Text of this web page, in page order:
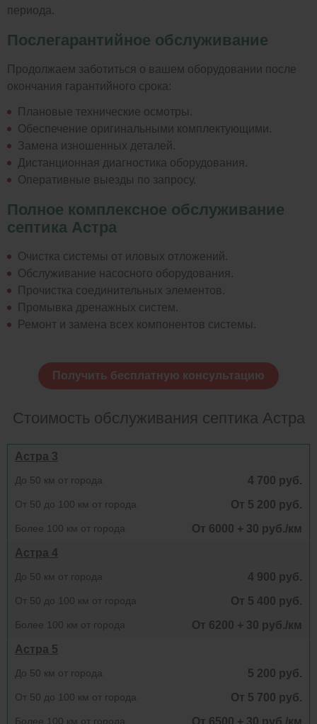
периода.
Послегарантийное обслуживание
Продолжаем заботиться о вашем оборудовании после
окончания гарантийного срока:
Плановые технические осмотры.
Обеспечение оригинальными комплектующими.
Замена изношенных деталей.
Дистанционная диагностика оборудования.
Оперативные выезды по запросу.
Полное комплексное обслуживание
септика Астра
Очистка системы от иловых отложений.
Обслуживание насосного оборудования.
Прочистка соединительных элементов.
Промывка дренажных систем.
Ремонт и замена всех компонентов системы.
Получить бесплатную консультацию
Стоимость обслуживания септика Астра
Астра 3
До 50 км от города 4 700 руб.
От 50 до 100 км от города От 5 200 руб.
Более 100 км от города
От 6000 + 30 руб./км
Астра 4
До 50 км от города 4 900 руб.
От 50 до 100 км от города От 5 400 руб.
Более 100 км от города
От 6200 + 30 руб./км
Астра 5
До 50 км от города 5 200 руб.
От 50 до 100 км от города От 5 700 руб.
Более 100 км от города
От 6500 + 30 руб./км